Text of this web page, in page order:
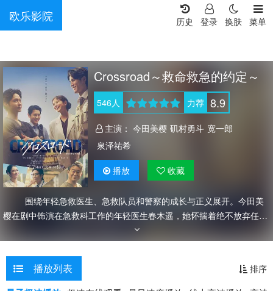
欧乐影院 菜单
换肤
登录
历史
Crossroad～救命救急的约定～
546人 力荐 8.9
主演： 今田美樱 矶村勇斗 宽一郎
泉泽祐希
播放 收藏
围绕年轻急救医生、急救队员和警察的成长与正义展开。今田美
樱在剧中饰演在急救科工作的年轻医生春木遥，她怀揣着绝不放弃任何
生命的信念，尽管医术尚不成熟、屡屡面对无力感，但依然拼尽全力与
同伴们在挫折中成长。
播放列表 排序